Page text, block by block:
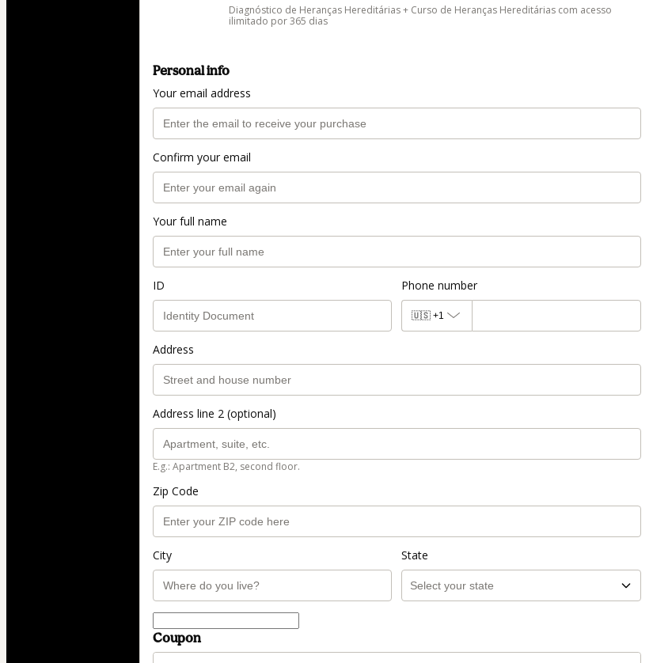
Diagnóstico de Heranças Hereditárias + Curso de Heranças Hereditárias com acesso
ilimitado por 365 dias
Personal info
Your email address
Confirm your email
Your full name
ID Phone number
🇺🇸 +1
Address
Address line 2 (optional)
E.g.: Apartment B2, second floor.
Zip Code
City State
Coupon